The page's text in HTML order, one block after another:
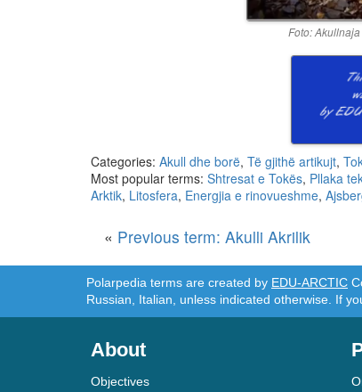
Foto:
Categories: Akull dhe borë, Të gjithë artikujt,
Most popular terms: Shtresat e Tokës, Pllaka
Arktik, Litosfera, Energjia e rinovueshme,
« Previous term: Akulli Akrilik
Polarpedia terms are created by EDU-ARCTIC
Russian, Italian, unless indicated otherwise. If
About
Objectives